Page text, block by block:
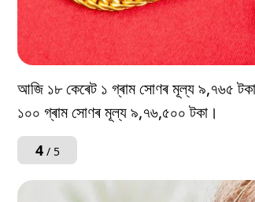
আজি ১৮ কেৰেট ১ গ্ৰাম সোণৰ মূল্য ৯,৭৬৫
১০০ গ্ৰাম সোণৰ মূল্য ৯,৭৬,৫০০ টকা।
4/ 5